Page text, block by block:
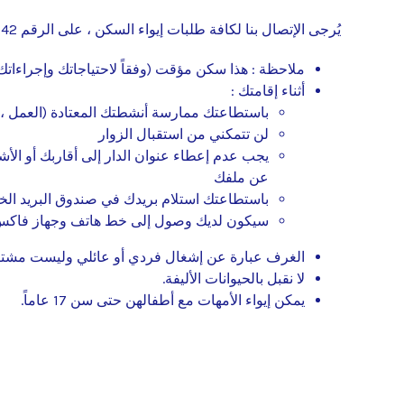
يُرجى الإتصال بنا لكافة طلبات إيواء السكن ، على الرقم 0042-522-418
ملاحظة : هذا سكن مؤقت (وفقاً لاحتياجاتك
أثناء إقامتك :
باستطاعتك ممارسة أنشطتك المعتادة (العمل
لن تتمكني من استقبال الزوار
يجب عدم إعطاء عنوان الدار إلى أقاربك أو
عن ملفك
باستطاعتك استلام بريدك في صندوق البريد
سيكون لديك وصول إلى خط هاتف وجهاز
الغرف عبارة عن إشغال فردي أو عائلي وليست
لا نقبل بالحيوانات الأليفة.
يمكن إيواء الأمهات مع أطفالهن حتى سن 17 عاماً.